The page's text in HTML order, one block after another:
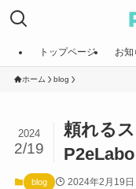
トップページ お知
ホーム blog
頼れる
P2eLabo
2024
2/19
blog 2024年2月19日